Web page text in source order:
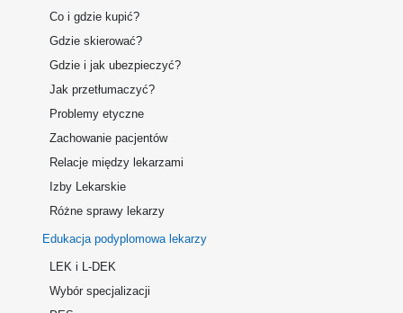
Co i gdzie kupić?
Gdzie skierować?
Gdzie i jak ubezpieczyć?
Jak przetłumaczyć?
Problemy etyczne
Zachowanie pacjentów
Relacje między lekarzami
Izby Lekarskie
Różne sprawy lekarzy
Edukacja podyplomowa lekarzy
LEK i L-DEK
Wybór specjalizacji